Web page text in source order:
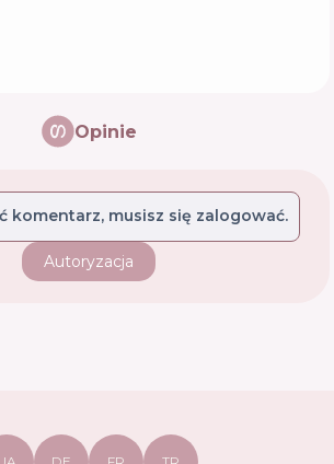
Opinie
komentarz, musisz się zalogować.
Autoryzacja